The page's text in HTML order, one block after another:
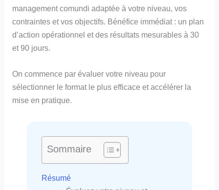
management comundi adaptée à votre niveau, vos
contraintes et vos objectifs. Bénéfice immédiat : un plan
d’action opérationnel et des résultats mesurables à 30
et 90 jours.
On commence par évaluer votre niveau pour
sélectionner le format le plus efficace et accélérer la
mise en pratique.
Sommaire
Résumé